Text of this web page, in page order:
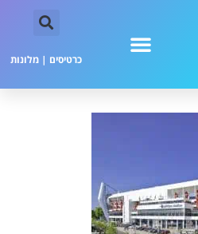
כרטיסים | מלונות